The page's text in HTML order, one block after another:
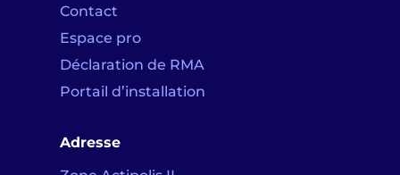
Contact
Espace pro
Déclaration de RMA
Portail d’installation
Adresse